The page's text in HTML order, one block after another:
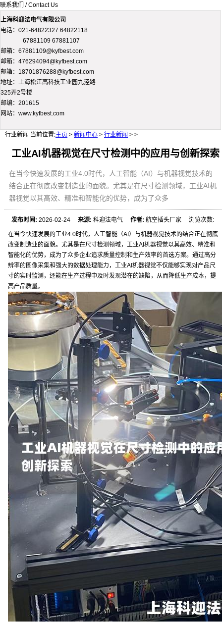
联系我们 / Contact Us
上海科迎法电气有限公司
电话：021-64822327 64822118
67881109 67881107
邮箱：67881109@kyfbest.com
邮箱：476294094@kyfbest.com
邮箱：18701876288@kyfbest.com
地址：上海松江高科技工业园九泾路
325弄2号楼
邮编：201615
网站：www.kyfbest.com
行业新闻 当前位置:主页 > 新闻中心 > 行业新闻 > >
工业AI机器视觉在尺寸检测中的应用与创新探索
在当今快速发展的工业4.0时代，人工智能（AI）与机器视觉技术的
结合正在彻底改变制造业的面貌。尤其是在尺寸检测领域，工业AI机
器视觉以其高效、精准和智能化的优势，成为了众多
发布时间: 2026-02-24来源: 科迎法电气作者: 航空插头厂家 浏览次数:
在当今快速发展的工业4.0时代，人工智能（AI）与机器视觉技术的结合正在彻底
改变制造业的面貌。尤其是在尺寸检测领域，工业AI机器视觉以其高效、精准和
智能化的优势，成为了众多企业追求质量控制和生产效率的首选方案。通过高分
辨率的图像采集和强大的数据处理能力，工业AI机器视觉不仅能够实现对产品尺
寸的实时监测，还能在生产过程中及时发现潜在的缺陷，从而降低生产成本，提
高产品质量。